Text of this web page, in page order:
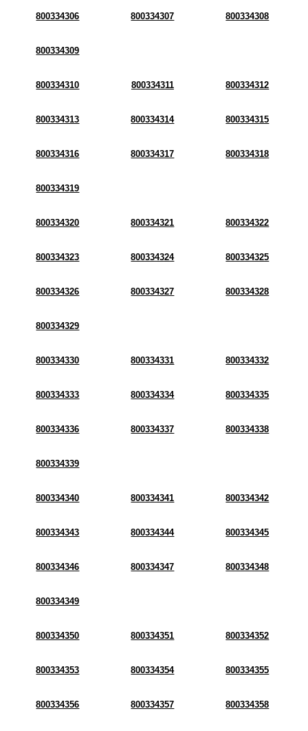
800334306 800334307 800334308
800334309
800334310 800334311 800334312
800334313 800334314 800334315
800334316 800334317 800334318
800334319
800334320 800334321 800334322
800334323 800334324 800334325
800334326 800334327 800334328
800334329
800334330 800334331 800334332
800334333 800334334 800334335
800334336 800334337 800334338
800334339
800334340 800334341 800334342
800334343 800334344 800334345
800334346 800334347 800334348
800334349
800334350 800334351 800334352
800334353 800334354 800334355
800334356 800334357 800334358